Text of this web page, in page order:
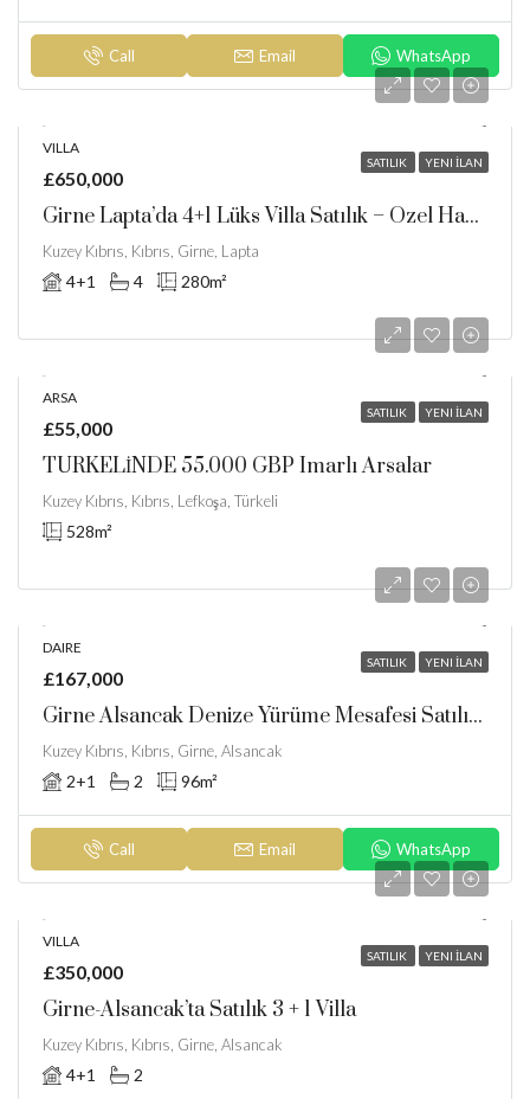
Call Email WhatsApp
SATILIK YENI İLAN
VILLA
£650,000
Girne Lapta’da 4+1 Lüks Villa Satılık – Özel Havuz Ve Deniz Manzarası!
Kuzey Kıbrıs, Kıbrıs, Girne, Lapta
4+1 4 280m²
SATILIK YENI İLAN
ARSA
£55,000
TÜRKELİNDE 55.000 GBP Imarlı Arsalar
Kuzey Kıbrıs, Kıbrıs, Lefkoşa, Türkeli
528m²
SATILIK YENI İLAN
DAIRE
£167,000
Girne Alsancak Denize Yürüme Mesafesi Satılık 2+1 Özel Çatı Teraslı Daireler / Ortak Havuz / Site İçerisinde
Kuzey Kıbrıs, Kıbrıs, Girne, Alsancak
2+1 2 96m²
Call Email WhatsApp
SATILIK YENI İLAN
VILLA
£350,000
Girne-Alsancak’ta Satılık 3 + 1 Villa
Kuzey Kıbrıs, Kıbrıs, Girne, Alsancak
4+1 2